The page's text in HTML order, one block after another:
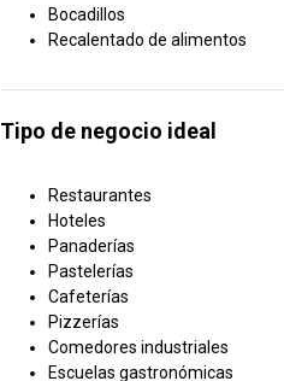
Bocadillos
Recalentado de alimentos
Tipo de negocio ideal
Restaurantes
Hoteles
Panaderías
Pastelerías
Cafeterías
Pizzerías
Comedores industriales
Escuelas gastronómicas